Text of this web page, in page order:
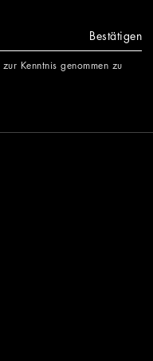
Bestätigen
zur Kenntnis genommen zu